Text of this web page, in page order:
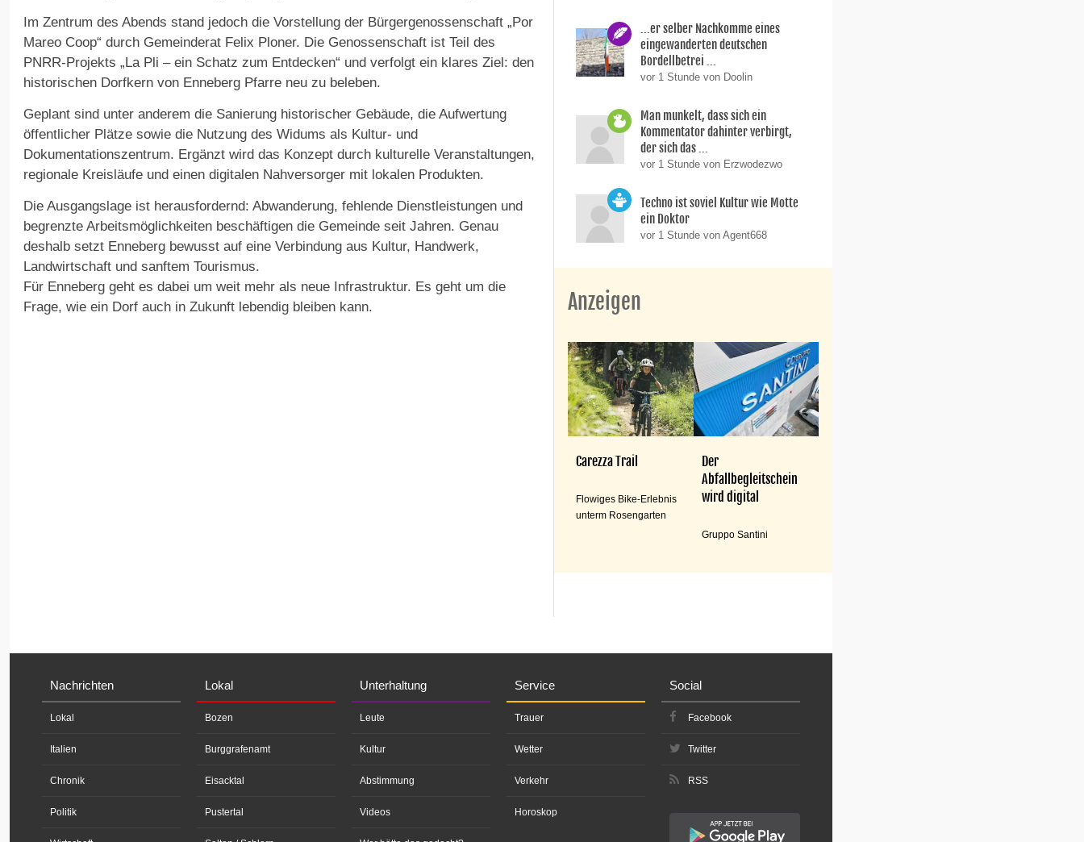
Im Zentrum des Abends stand jedoch die Vorstellung der Bürgergenossenschaft „Por
Mareo Coop“ durch Gemeinderat Felix Ploner. Die Genossenschaft ist Teil des
PNRR-Projekts „La Pli – ein Schatz zum Entdecken“ und verfolgt ein klares Ziel: den
historischen Dorfkern von Enneberg Pfarre neu zu beleben.
Geplant sind unter anderem die Sanierung historischer Gebäude, die Aufwertung
öffentlicher Plätze sowie die Nutzung des Widums als Kultur- und
Dokumentationszentrum. Ergänzt wird das Konzept durch kulturelle Veranstaltungen,
regionale Kreisläufe und einen digitalen Nahversorger mit lokalen Produkten.
Die Ausgangslage ist herausfordernd: Abwanderung, fehlende Dienstleistungen und
begrenzte Arbeitsmöglichkeiten beschäftigen die Gemeinde seit Jahren. Genau
deshalb setzt Enneberg bewusst auf eine Verbindung aus Kultur, Handwerk,
Landwirtschaft und sanftem Tourismus.
Für Enneberg geht es dabei um weit mehr als neue Infrastruktur. Es geht um die
Frage, wie ein Dorf auch in Zukunft lebendig bleiben kann.
...er selber Nachkomme eines
eingewanderten deutschen
Bordellbetrei ...
vor 1 Stunde von Doolin
Man munkelt, dass sich ein
Kommentator dahinter verbirgt,
der sich das ...
vor 1 Stunde von Erzwodezwo
Techno ist soviel Kultur wie Motte
ein Doktor
vor 1 Stunde von Agent668
Anzeigen
Carezza Trail
Flowiges Bike-Erlebnis
unterm Rosengarten
Der
Abfallbegleitschein
wird digital
Gruppo Santini
Nachrichten
Lokal
Italien
Chronik
Politik
Lokal
Bozen
Burggrafenamt
Eisacktal
Pustertal
Unterhaltung
Leute
Kultur
Abstimmung
Videos
Service
Trauer
Wetter
Verkehr
Horoskop
Social
Facebook
Twitter
RSS